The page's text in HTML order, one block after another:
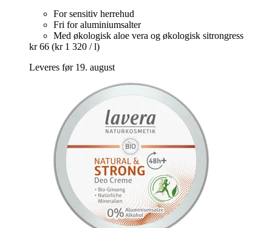
For sensitiv herrehud
Fri for aluminiumsalter
Med økologisk aloe vera og økologisk sitrongress
kr 66 (kr 1 320 / l)
Leveres før 19. august